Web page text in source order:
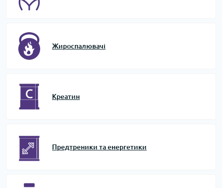
Жироспалювачі
Креатин
Предтреники та енергетики